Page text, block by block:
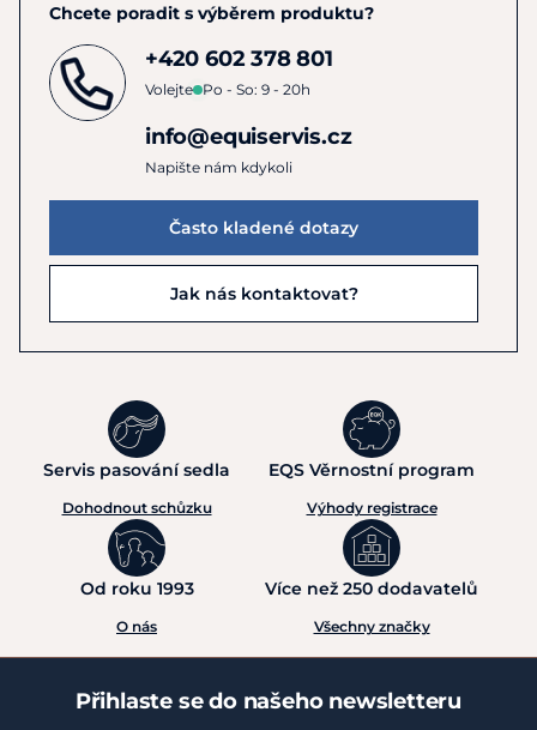
Chcete poradit s výběrem produktu?
+420 602 378 801
Volejte Po - So: 9 - 20h
info@equiservis.cz
Napište nám kdykoli
Často kladené dotazy
Jak nás kontaktovat?
Servis pasování sedla
Dohodnout schůzku
EQS Věrnostní program
Výhody registrace
Od roku 1993
O nás
Více než 250 dodavatelů
Všechny značky
Přihlaste se do našeho newsletteru